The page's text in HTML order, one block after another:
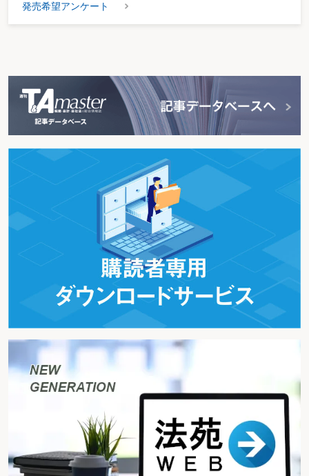
２－140 弁済をするにつき正当な利益を有しない者が債務者のために弁済し
債権者に代位する場合、債務者や第三者に対抗できるようになるのはいつか
２－144 債務者の交替による更改の効力が生ずるのはいつか
２－145 指図証券につき
＜1＞ 譲渡・質入れの効力が生ずるのはいつか
＜2＞ 履行遅滞が生ずるのはいつからか
２－146 記名式所持人払証券につき
＜1＞ 譲渡・質入れの効力が生ずるのはいつか
＜2＞ 履行遅滞が生ずるのはいつからか
２－147 指図証券及び記名式所持人払証券以外の記名証券につき、譲渡・質
入れの効力が生ずるのはいつか
２－148 無記名証券につき
＜1＞ 譲渡・質入れの効力が生ずるのはいつか
＜2＞ 履行遅滞が生ずるのはいつからか
第２ 契 約
２－149 契約が成立するのはいつか
２－150 承諾期間を定めた申込みを撤回できるのはいつか
２－151 承諾期間の定めのない契約申込みを撤回できる時期はいつか
２－152 隔地者間の契約が成立する時期はいつか
２－153 懸賞広告を撤回できるのはいつか
２－154 第三者のためにする契約において第三者が受益の意思表示をなし得
れだけか
２－157 定型約款準備者が定型約款の内容を表示しなければならないのはい
つまでか
２－158 定型約款の変更の効力発生時期はいつか
２－159 売買予約における予約完結権の消滅時効期間はどれだけか
２－160 手付による解除権はいつまで行使できるか
２－161 目的物が種類、品質又は数量に関して契約の内容に適合しないと
き、又は権利が契約の内容に適合しないとき、買主が代金減額請求をなし得る
のはいつの時点か
発売希望アンケート